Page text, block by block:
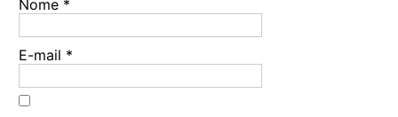
Nome *
E-mail *